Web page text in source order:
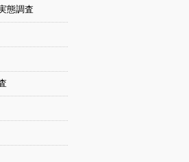
態調査